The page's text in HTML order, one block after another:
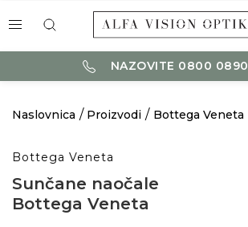
NAZOVITE 0800 0890
Naslovnica Proizvodi Bottega Veneta
Bottega Veneta
Sunčane naočale
Bottega Veneta